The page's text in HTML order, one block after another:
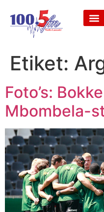
Etiket:
Foto’s:
Mbombela-